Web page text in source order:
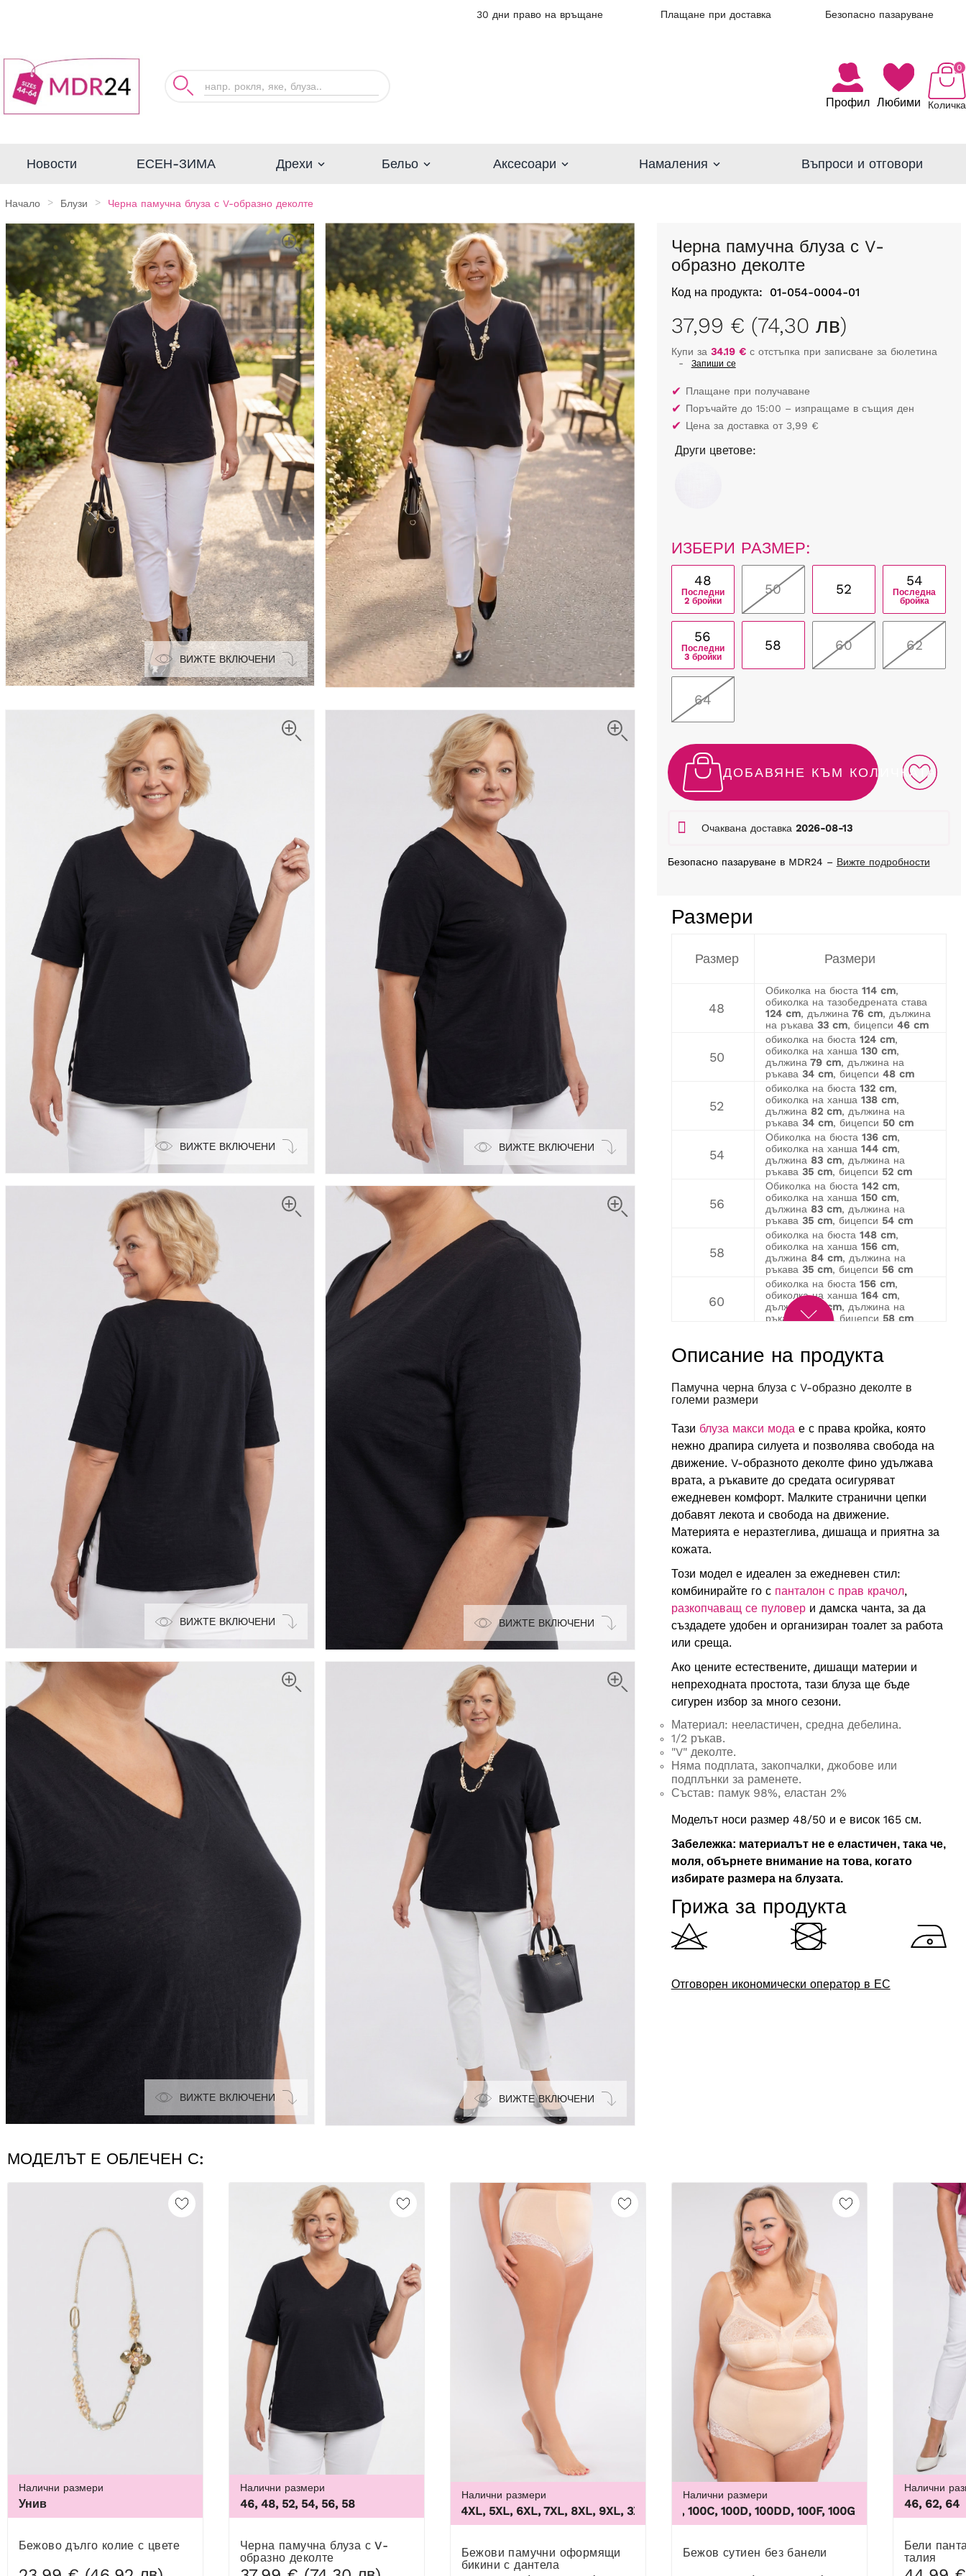
30 дни право на връщане Плащане при доставка Безопасно пазаруване
Профил Любими Количка
0
Новости ЕСЕН-ЗИМА Дрехи Бельо Аксесоари Намаления Въпроси и отговори
Начало Блузи Черна памучна блуза с V-образно деколте
ВИЖТЕ ВКЛЮЧЕНИ
ВИЖТЕ ВКЛЮЧЕНИ ВИЖТЕ ВКЛЮЧЕНИ
ВИЖТЕ ВКЛЮЧЕНИ ВИЖТЕ ВКЛЮЧЕНИ
ВИЖТЕ ВКЛЮЧЕНИ ВИЖТЕ ВКЛЮЧЕНИ
Черна памучна блуза с V-
образно деколте
Код на продукта: 01-054-0004-01
37,99 € (74,30 лв)
Купи за 34.19 €с отстъпка при записване за бюлетина
-
Запиши се
✔ Плащане при получаване
✔ Поръчайте до 15:00 – изпращаме в същия ден
✔ Цена за доставка от 3,99 €
Други цветове:
ИЗБЕРИ РАЗМЕР:
48
Последни
2 бройки
50 52
54
Последна
бройка
56
Последни
3 бройки
58 60 62
64
ДОБАВЯНЕ КЪМ КОЛИЧКАТА
Очаквана доставка 2026-08-13
Безопасно пазаруване в MDR24 – Вижте подробности
Размери
Размер Размери
48
Обиколка на бюста 114 cm,
обиколка на тазобедрената става
124 cm, дължина 76 cm, дължина
на ръкава 33 cm, бицепси 46 cm
50
обиколка на бюста 124 cm,
обиколка на ханша 130 cm,
дължина 79 cm, дължина на
ръкава 34 cm, бицепси 48 cm
52
обиколка на бюста 132 cm,
обиколка на ханша 138 cm,
дължина 82 cm, дължина на
ръкава 34 cm, бицепси 50 cm
54
Обиколка на бюста 136 cm,
обиколка на ханша 144 cm,
дължина 83 cm, дължина на
ръкава 35 cm, бицепси 52 cm
56
Обиколка на бюста 142 cm,
обиколка на ханша 150 cm,
дължина 83 cm, дължина на
ръкава 35 cm, бицепси 54 cm
58
обиколка на бюста 148 cm,
обиколка на ханша 156 cm,
дължина 84 cm, дължина на
ръкава 35 cm, бицепси 56 cm
60
обиколка на бюста 156 cm,
обиколка на ханша 164 cm,
дължина
85 cm, дължина на
ръкава
36 cm, бицепси 58 cm
62
дължина 88 cm , дължина на
36 cm , бицепси
64
обиколка на бюста
обиколка на ханша 176 cm,
Описание на продукта
Памучна черна блуза с V-образно деколте в
големи размери
Тази блуза макси модае с права кройка, която
нежно драпира силуета и позволява свобода на
движение. V-образното деколте фино удължава
врата, а ръкавите до средата осигуряват
ежедневен комфорт. Малките странични цепки
добавят лекота и свобода на движение.
Материята е неразтеглива, дишаща и приятна за
кожата.
Този модел е идеален за ежедневен стил:
комбинирайте го с панталон с прав крачол,
разкопчаващ се пуловери дамска чанта, за да
създадете удобен и организиран тоалет за работа
или среща.
Ако цените естествените, дишащи материи и
непреходната простота, тази блуза ще бъде
сигурен избор за много сезони.
Материал: нееластичен, средна дебелина.
1/2 ръкав.
"V" деколте.
Няма подплата, закопчалки, джобове или
подплънки за раменете.
Състав: памук 98%, еластан 2%
Моделът носи размер 48/50 и е висок 165 см.
Забележка: материалът не е еластичен, така че,
моля, обърнете внимание на това, когато
избирате размера на блузата.
Грижа за продукта
Отговорен икономически оператор в ЕС
МОДЕЛЪТ Е ОБЛЕЧЕН С:
Налични размери
Унив
Бежово дълго колие с цвете
Налични размери
46, 48, 52, 54, 56, 58
Черна памучна блуза с V-
образно деколте
Налични размери
3XL, 4XL, 5XL, 6XL, 7XL, 8XL, 9XL ,3XL, 4XL, 5XL, 6XL, 7XL, 8XL, 9XL
Бежови памучни оформящи
бикини с дантела
Налични размери
100B, 100C, 100D, 100DD, 100F, 100G, 100H, 100I, 100J, 100K,
Бежов сутиен без банели
Налични
46, 62, 64
Бели панталони с висока
талия